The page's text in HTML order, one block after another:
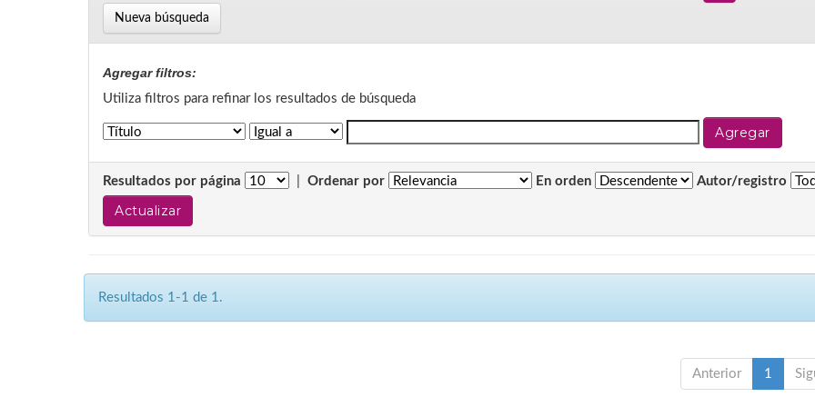
Nueva búsqueda
Agregar filtros:
Utiliza filtros para refinar los resultados de búsqueda
Resultados por página Ordenar por En orden Autor/registro
Resultados 1-1 de 1.
Anterior 1